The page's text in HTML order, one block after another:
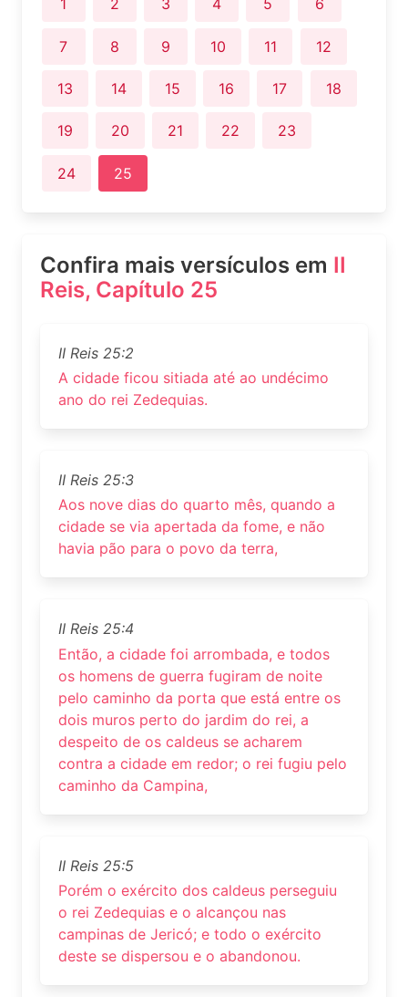
1 2 3 4 5 6
7 8 9 10 11 12
13 14 15 16 17 18
19 20 21 22 23
24 25
Confira mais versículos em II
Reis, Capítulo 25
II Reis 25:2
A cidade ficou sitiada até ao undécimo
ano do rei Zedequias.
II Reis 25:3
Aos nove dias do quarto mês, quando a
cidade se via apertada da fome, e não
havia pão para o povo da terra,
II Reis 25:4
Então, a cidade foi arrombada, e todos
os homens de guerra fugiram de noite
pelo caminho da porta que está entre os
dois muros perto do jardim do rei, a
despeito de os caldeus se acharem
contra a cidade em redor; o rei fugiu pelo
caminho da Campina,
II Reis 25:5
Porém o exército dos caldeus perseguiu
o rei Zedequias e o alcançou nas
campinas de Jericó; e todo o exército
deste se dispersou e o abandonou.